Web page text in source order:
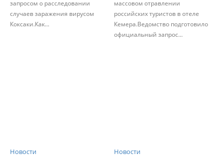
запросом о расследовании
случаев заражения вирусом
Коксаки.Как...
массовом отравлении
российских туристов в отеле
Кемера.Ведомство подготовило
официальный запрос...
Новости Новости